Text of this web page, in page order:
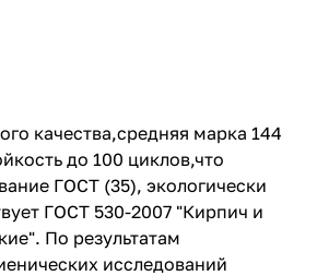
качества,средняя марка 144
до 100 циклов,что
ГОСТ (35), экологически
ГОСТ 530-2007 "Кирпич и
По результатам
исследований